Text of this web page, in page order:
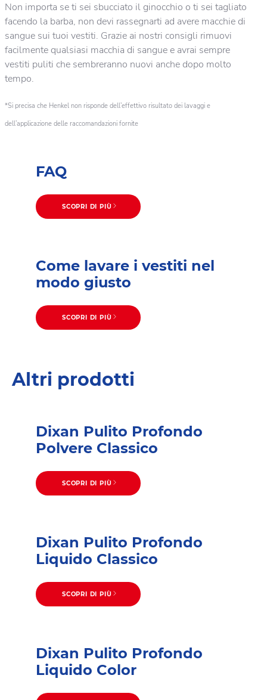
Non importa se ti sei sbucciato il ginocchio o ti sei tagliato
facendo la barba, non devi rassegnarti ad avere macchie di
sangue sui tuoi vestiti. Grazie ai nostri consigli rimuovi
facilmente qualsiasi macchia di sangue e avrai sempre
vestiti puliti che sembreranno nuovi anche dopo molto
tempo.
*Si precisa che Henkel non risponde dell’effettivo risultato dei lavaggi e
dell’applicazione delle raccomandazioni fornite
FAQ
SCOPRI DI PIÙ
Come lavare i vestiti nel
modo giusto
SCOPRI DI PIÙ
Altri prodotti
Dixan Pulito Profondo
Polvere Classico
SCOPRI DI PIÙ
Dixan Pulito Profondo
Liquido Classico
SCOPRI DI PIÙ
Dixan Pulito Profondo
Liquido Color